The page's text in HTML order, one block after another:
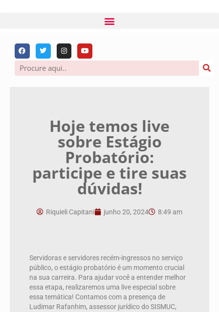
Hoje temos live
sobre Estágio
Probatório:
participe e tire suas
dúvidas!
Riquieli Capitani junho 20, 2024 8:49 am
Servidoras e servidores recém-ingressos no serviço
público, o estágio probatório é um momento crucial
na sua carreira. Para ajudar você a entender melhor
essa etapa, realizaremos uma live especial sobre
essa temática! Contamos com a presença de
Ludimar Rafanhim, assessor jurídico do SISMUC,